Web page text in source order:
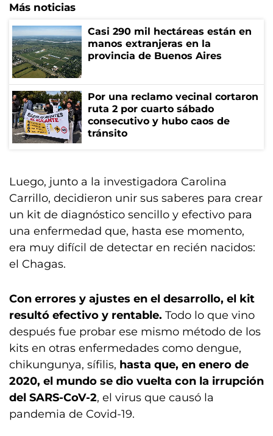
Más noticias
Casi 290 mil hectáreas están en
manos extranjeras en la
provincia de Buenos Aires
Por una reclamo vecinal cortaron
ruta 2 por cuarto sábado
consecutivo y hubo caos de
tránsito
Luego, junto a la investigadora Carolina
Carrillo, decidieron unir sus saberes para crear
un kit de diagnóstico sencillo y efectivo para
una enfermedad que, hasta ese momento,
era muy difícil de detectar en recién nacidos:
el Chagas.
Con errores y ajustes en el desarrollo, el kit
resultó efectivo y rentable. Todo lo que vino
después fue probar ese mismo método de los
kits en otras enfermedades como dengue,
chikungunya, sífilis, hasta que, en enero de
2020, el mundo se dio vuelta con la irrupción
del SARS-CoV-2, el virus que causó la
pandemia de Covid-19.